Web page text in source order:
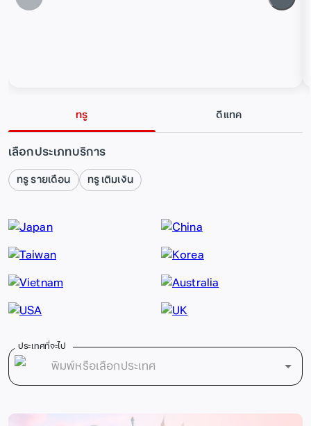
ทรู ดีแทค
เลือกประเภทบริการ
ทรู รายเดือน ทรู เติมเงิน
ประเทศที่จะไป